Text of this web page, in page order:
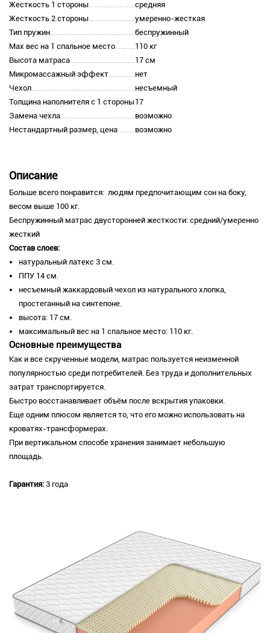
Жесткость 1 стороны
средняя
Жесткость 2 стороны
умеренно-жесткая
Тип пружин
беспружинный
Max вес на 1 спальное место
110 кг
Высота матраса
17 см
Микромассажный эффект
нет
Чехол
несъемный
Толщина наполнителя с 1 стороны17
Замена чехла
возможно
Нестандартный размер, цена
возможно
Описание
Больше всего понравится: людям предпочитающим сон на боку,
весом выше 100 кг.
Беспружинный матрас двусторонней жесткости: средний/умеренно
жесткий
Состав слоев:
натуральный латекс 3 см.
ППУ 14 см.
несъемный жаккардовый чехол из натурального хлопка,
простеганный на синтепоне.
высота: 17 см.
максимальный вес на 1 спальное место: 110 кг.
Основные преимущества
Как и все скрученные модели, матрас пользуется неизменной
популярностью среди потребителей. Без труда и дополнительных
затрат транспортируется.
Быстро восстанавливает объём после вскрытия упаковки.
Еще одним плюсом является то, что его можно использовать на
кроватях-трансформерах.
При вертикальном способе хранения занимает небольшую
площадь.
Гарантия: 3 года